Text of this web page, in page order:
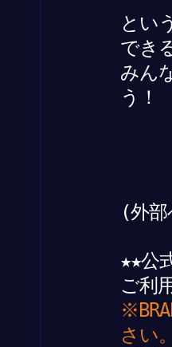
とい
でき
みん
う！
(外
★★公
ご利
さい。